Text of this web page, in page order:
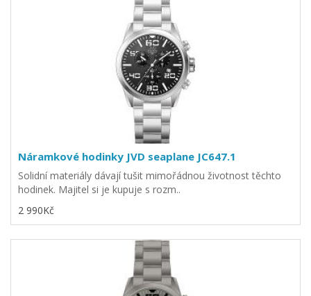
Náramkové hodinky JVD seaplane JC647.1
Solidní materiály dávají tušit mimořádnou životnost těchto
hodinek. Majitel si je kupuje s rozm..
2 990Kč